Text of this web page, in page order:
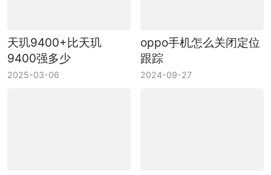
天玑9400+比天玑
9400强多少
2025-03-06
oppo手机怎么关闭定位
跟踪
2024-09-27